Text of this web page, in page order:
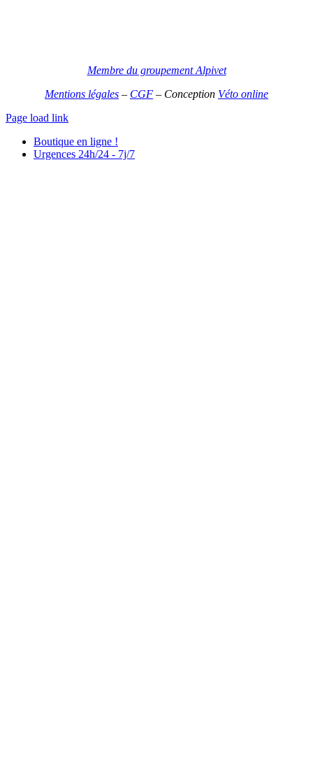
Membre du groupement Alpivet
Mentions légales – CGF – Conception Véto online
Page load link
Boutique en ligne !
Urgences 24h/24 - 7j/7